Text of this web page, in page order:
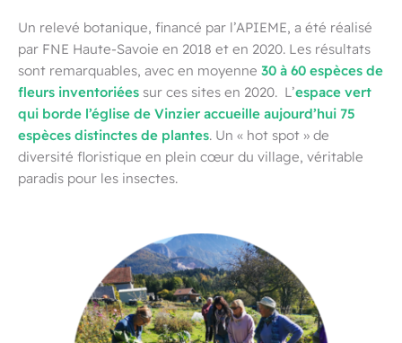
Un relevé botanique, financé par l’APIEME, a été réalisé
par FNE Haute-Savoie en 2018 et en 2020. Les résultats
sont remarquables, avec en moyenne 30 à 60 espèces de
fleurs inventoriées sur ces sites en 2020. L’espace vert
qui borde l’église de Vinzier accueille aujourd’hui 75
espèces distinctes de plantes. Un « hot spot » de
diversité floristique en plein cœur du village, véritable
paradis pour les insectes.